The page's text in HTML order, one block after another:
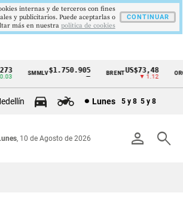
SMMLV $1.750.905 BRENTUS$73,48
▼ 1.12
ORO
Lunes 5 y 8 5 y 8
person search
, 10 de Agosto de 2026
internas y de terceros con fines
y publicitarios. Puede aceptarlas o
más en nuestra politica de cookies
CONTINUAR